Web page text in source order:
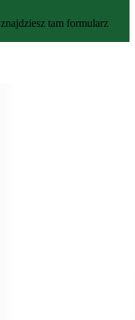
znajdziesz tam formularz